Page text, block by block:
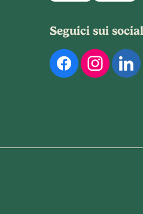
Seguici sui social
Di seguito sono